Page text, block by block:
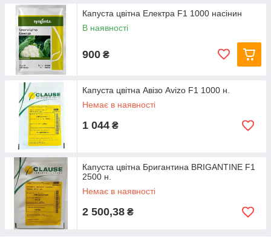
Капуста цвітна Електра F1 1000 насінин
В наявності
900 ₴
Капуста цвітна Авізо Avizo F1 1000 н.
Немає в наявності
1 044 ₴
Капуста цвітна Бригантина BRIGANTINE F1
2500 н.
Немає в наявності
2 500,38 ₴